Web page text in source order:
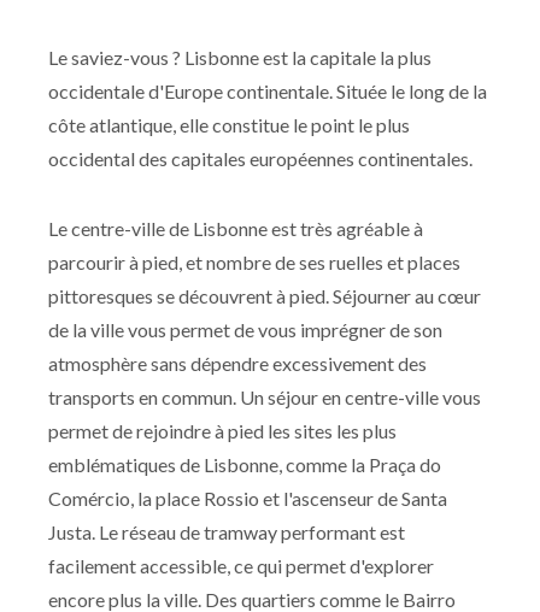
Le saviez-vous ? Lisbonne est la capitale la plus
occidentale d'Europe continentale. Située le long de la
côte atlantique, elle constitue le point le plus
occidental des capitales européennes continentales.
Le centre-ville de Lisbonne est très agréable à
parcourir à pied, et nombre de ses ruelles et places
pittoresques se découvrent à pied. Séjourner au cœur
de la ville vous permet de vous imprégner de son
atmosphère sans dépendre excessivement des
transports en commun. Un séjour en centre-ville vous
permet de rejoindre à pied les sites les plus
emblématiques de Lisbonne, comme la Praça do
Comércio, la place Rossio et l'ascenseur de Santa
Justa. Le réseau de tramway performant est
facilement accessible, ce qui permet d'explorer
encore plus la ville. Des quartiers comme le Bairro